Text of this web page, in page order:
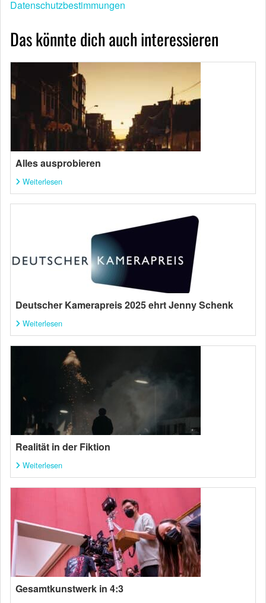
Datenschutzbestimmungen
Das könnte dich auch interessieren
Alles ausprobieren
Weiterlesen
Deutscher Kamerapreis 2025 ehrt Jenny Schenk
Weiterlesen
Realität in der Fiktion
Weiterlesen
Gesamtkunstwerk in 4:3